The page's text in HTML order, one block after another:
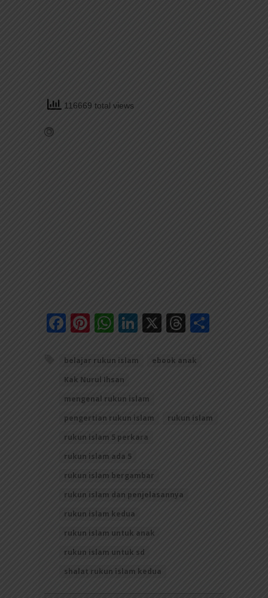
116669 total views
Facebook
Pinterest
WhatsApp
LinkedIn
X Threads
belajar rukun islam
ebook anak
Kak Nurul Ihsan
mengenal rukun islam
pengertian rukun islam
rukun islam
rukun islam 5 perkara
rukun islam ada 5
rukun islam bergambar
rukun islam dan penjelasannya
rukun islam kedua
rukun islam untuk anak
rukun islam untuk sd
shalat rukun islam kedua